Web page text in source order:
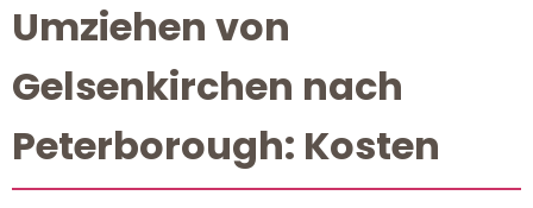
Umziehen von
Gelsenkirchen nach
Peterborough: Kosten